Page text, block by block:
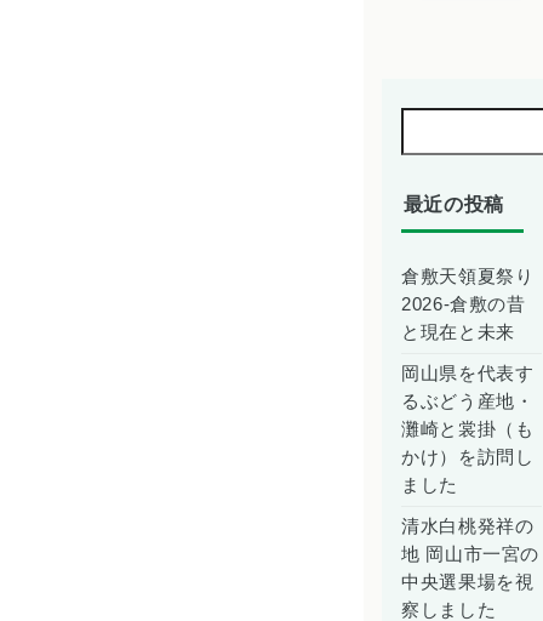
ーとし
ューア
転オー
最近の投稿
倉敷天領夏祭り
2026-倉敷の昔
と現在と未来
岡山県を代表す
るぶどう産地・
灘崎と裳掛（も
かけ）を訪問し
ました
清水白桃発祥の
地 岡山市一宮の
中央選果場を視
察しました